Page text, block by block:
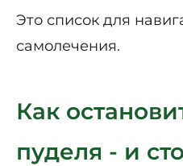
Это список для
самолечения.
Как
пуделя - и